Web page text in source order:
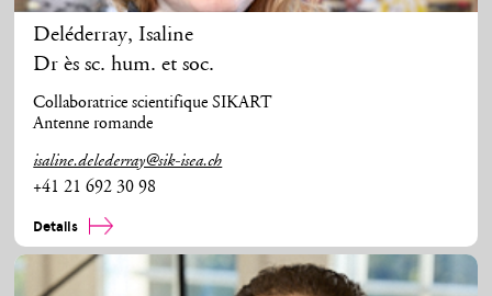
Deléderray,Isaline
Dr ès sc. hum. et soc.
Collaboratrice scientifique SIKART
Antenne romande
isaline.delederray@sik-isea.ch
+41 21 692 30 98
Details